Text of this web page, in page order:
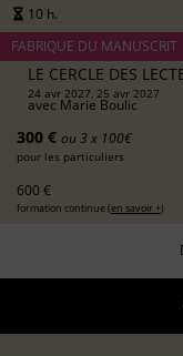
10 h.
FABRIQUE DU MANUSCRIT
LE CERCLE DES
24 avr 2027, 25 avr 2027
avec Marie Boulic
300 € ou 3 x 100€
pour les particuliers
600 €
formation continue (en savoir +)